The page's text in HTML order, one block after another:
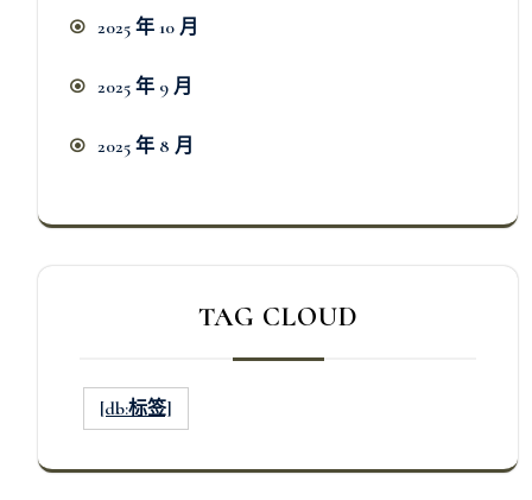
2025 年 10 月
2025 年 9 月
2025 年 8 月
TAG CLOUD
[db:标签]